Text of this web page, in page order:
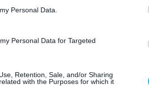
Personal Data.
Personal Data for Targeted
Retention, Sale, and/or Sharing
with the Purposes for which it